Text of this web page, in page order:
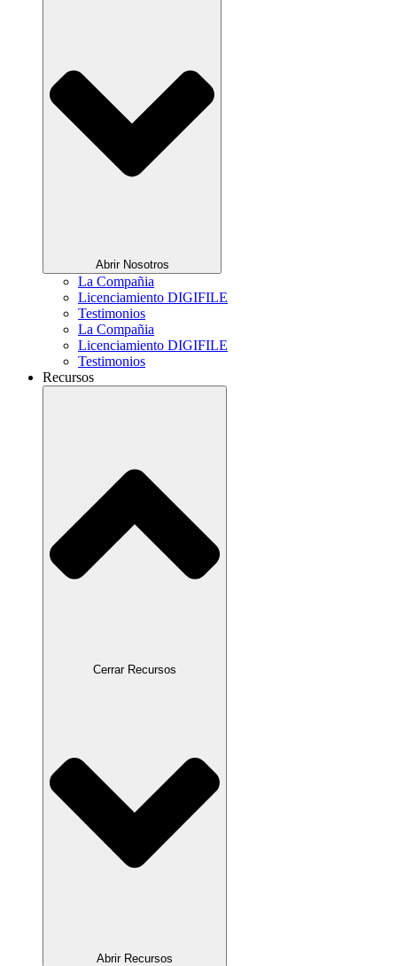
Abrir Nosotros
La Compañia
Licenciamiento DIGIFILE
Testimonios
La Compañia
Licenciamiento DIGIFILE
Testimonios
Recursos
Cerrar Recursos
Abrir Recursos